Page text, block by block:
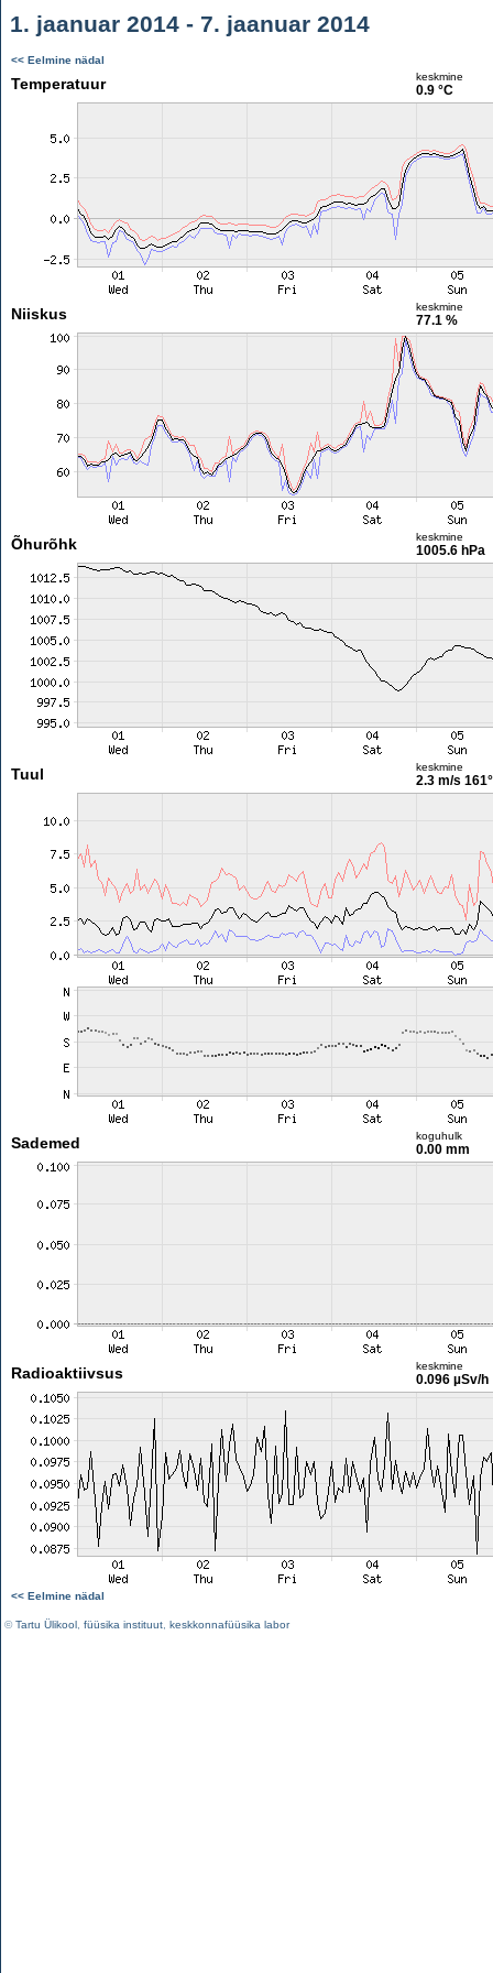
1. jaanuar 2014 - 7. jaanuar 2014
<< Eelmine nädal
Temperatuur keskmine
0.9 °C
Niiskus keskmine
77.1 %
Õhurõhk keskmine
1005.6 hPa
Tuul keskmine
2.3 m/s 161°
Sademed koguhulk
0.00 mm
Radioaktiivsus keskmine
0.096 µSv/h
<< Eelmine nädal
©Tartu Ülikool füüsika instituut keskkonnafüüsika labor